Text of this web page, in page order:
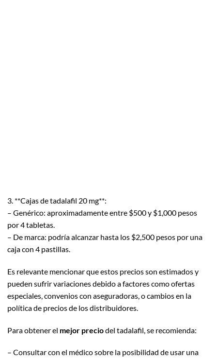
3. **Cajas de tadalafil 20 mg**:
– Genérico: aproximadamente entre $500 y $1,000 pesos
por 4 tabletas.
– De marca: podría alcanzar hasta los $2,500 pesos por una
caja con 4 pastillas.
Es relevante mencionar que estos precios son estimados y
pueden sufrir variaciones debido a factores como ofertas
especiales, convenios con aseguradoras, o cambios en la
política de precios de los distribuidores.
Para obtener el mejor preciodel tadalafil, se recomienda:
– Consultar con el médico sobre la posibilidad de usar una